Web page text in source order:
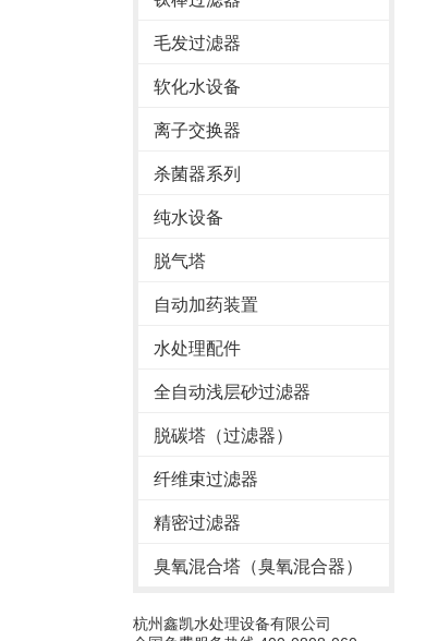
毛发过滤器
软化水设备
离子交换器
杀菌器系列
纯水设备
脱气塔
自动加药装置
水处理配件
全自动浅层砂过滤器
脱碳塔（过滤器）
纤维束过滤器
精密过滤器
臭氧混合塔（臭氧混合器）
杭州鑫凯水处理设备有限公司